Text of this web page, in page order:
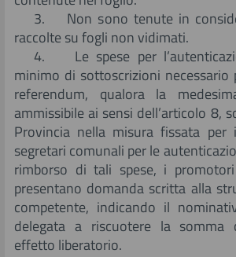
3. Non sono tenute in
raccolte su fogli non vidimati.
4. Le spese per
minimo di sottoscrizioni necessario
referendum, qualora la
ammissibile ai sensi dell’articolo 8,
Provincia nella misura fissata
segretari comunali per le
rimborso di tali spese, i
presentano domanda scritta alla
competente, indicando il
delegata a riscuotere la somma
effetto liberatorio.